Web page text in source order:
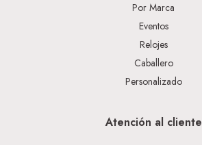
Por Marca
Eventos
Relojes
Caballero
Personalizado
Atención al cliente